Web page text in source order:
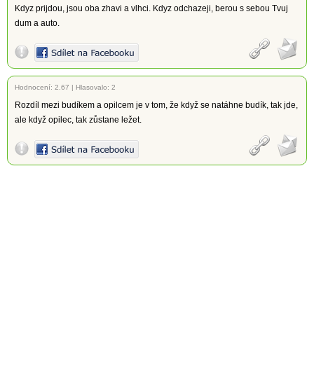
Kdyz prijdou, jsou oba zhavi a vlhci. Kdyz odchazeji, berou s sebou Tvuj
dum a auto.
Hodnocení: 2.67 | Hlasovalo: 2
Rozdíl mezi budíkem a opilcem je v tom, že když se natáhne budík, tak jde,
ale když opilec, tak zůstane ležet.